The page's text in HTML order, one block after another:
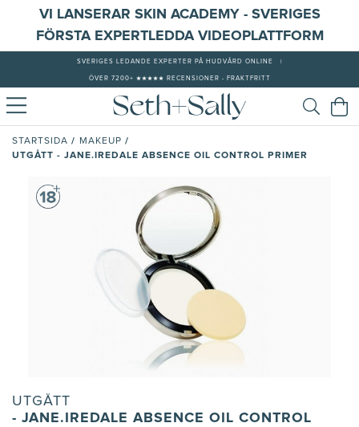
VI LANSERAR SKIN ACADEMY - SVERIGES
FÖRSTA EXPERTLEDDA VIDEOPLATTFORM
SVERIGES LEDANDE EXPERTER PÅ HUDVÅRD ONLINE
ÖVER 7200+ ★★★★★ RECENSIONER - FRAKTFRITT
STARTSIDA / MAKEUP /
UTGÅTT - JANE.IREDALE ABSENCE OIL CONTROL PRIMER
UTGÅTT
- JANE.IREDALE ABSENCE OIL CONTROL